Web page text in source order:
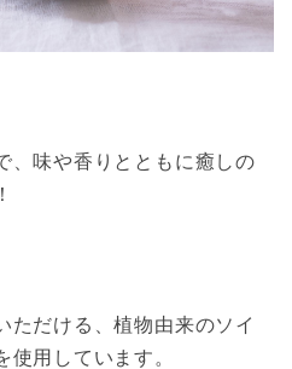
、味や香りとともに癒しの
ただける、植物由来のソイ
使用しています。